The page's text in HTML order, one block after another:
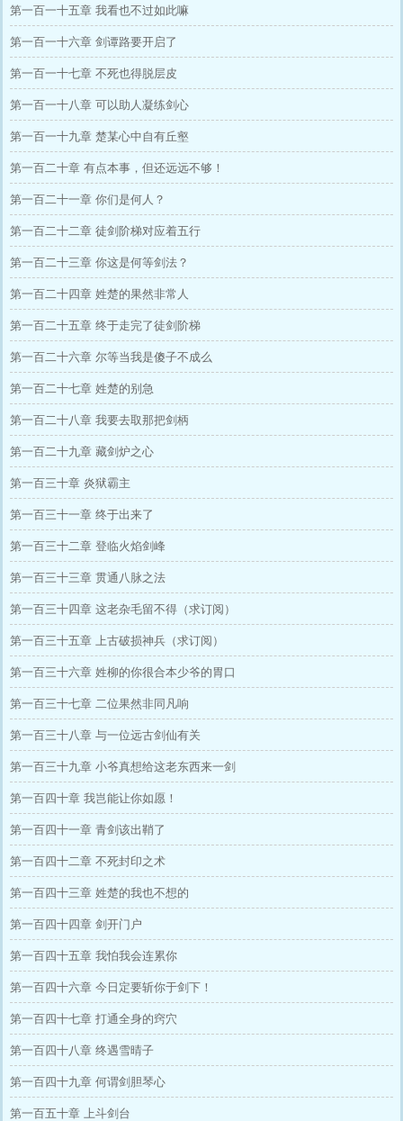
第一百一十五章 我看也不过如此嘛
第一百一十六章 剑谭路要开启了
第一百一十七章 不死也得脱层皮
第一百一十八章 可以助人凝练剑心
第一百一十九章 楚某心中自有丘壑
第一百二十章 有点本事，但还远远不够！
第一百二十一章 你们是何人？
第一百二十二章 徒剑阶梯对应着五行
第一百二十三章 你这是何等剑法？
第一百二十四章 姓楚的果然非常人
第一百二十五章 终于走完了徒剑阶梯
第一百二十六章 尔等当我是傻子不成么
第一百二十七章 姓楚的别急
第一百二十八章 我要去取那把剑柄
第一百二十九章 藏剑炉之心
第一百三十章 炎狱霸主
第一百三十一章 终于出来了
第一百三十二章 登临火焰剑峰
第一百三十三章 贯通八脉之法
第一百三十四章 这老杂毛留不得（求订阅）
第一百三十五章 上古破损神兵（求订阅）
第一百三十六章 姓柳的你很合本少爷的胃口
第一百三十七章 二位果然非同凡响
第一百三十八章 与一位远古剑仙有关
第一百三十九章 小爷真想给这老东西来一剑
第一百四十章 我岂能让你如愿！
第一百四十一章 青剑该出鞘了
第一百四十二章 不死封印之术
第一百四十三章 姓楚的我也不想的
第一百四十四章 剑开门户
第一百四十五章 我怕我会连累你
第一百四十六章 今日定要斩你于剑下！
第一百四十七章 打通全身的窍穴
第一百四十八章 终遇雪晴子
第一百四十九章 何谓剑胆琴心
第一百五十章 上斗剑台